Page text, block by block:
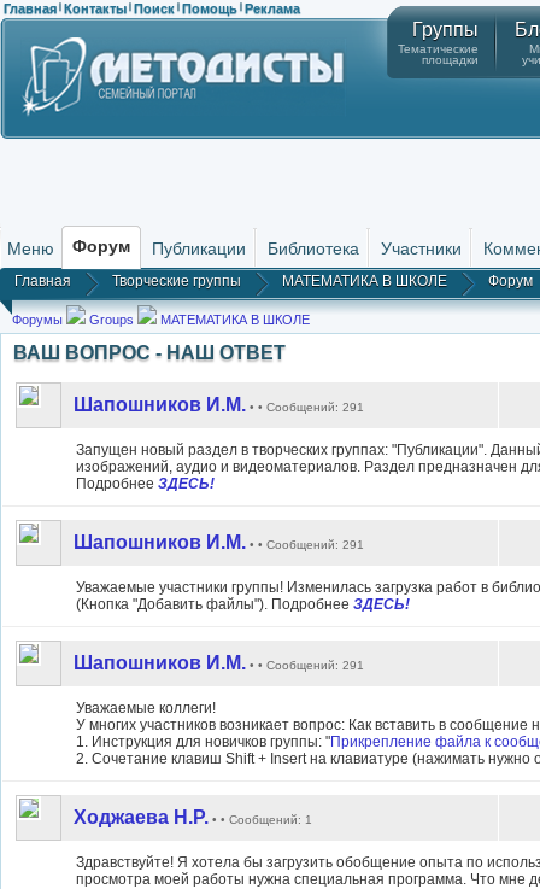
Главная | Контакты | Поиск | Помощь | Реклама
Группы
Тематические
площадки
Меню Форум Публикации Библиотека Участники
Главная Творческие группы МАТЕМАТИКА В ШКОЛЕ Форум
Форумы Groups МАТЕМАТИКА В ШКОЛЕ
ВАШ ВОПРОС - НАШ ОТВЕТ
Шапошников И.М. • • Сообщений: 291
Запущен новый раздел в творческих группах: "Публикации".
изображений, аудио и видеоматериалов. Раздел предназначен
Подробнее ЗДЕСЬ!
Шапошников И.М. • • Сообщений: 291
Уважаемые участники группы! Изменилась загрузка работ в
(Кнопка "Добавить файлы"). Подробнее ЗДЕСЬ!
Шапошников И.М. • • Сообщений: 291
Уважаемые коллеги!
У многих участников возникает вопрос: Как вставить в
1. Инструкция для новичков группы: "Прикрепление файла к
2. Сочетание клавиш Shift + Insert на клавиатуре (нажимать нужно
Ходжаева Н.Р. • • Сообщений: 1
Здравствуйте! Я хотела бы загрузить обобщение опыта по
просмотра моей работы нужна специальная программа. Что мне